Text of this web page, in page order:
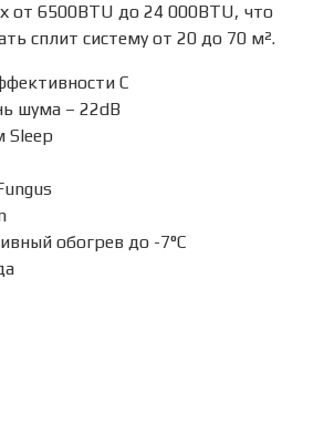
от 6500BTU до 24 000BTU, что
сплит систему от 20 до 70 м².
C
шума – 22dB
Sleep
обогрев до -7°C